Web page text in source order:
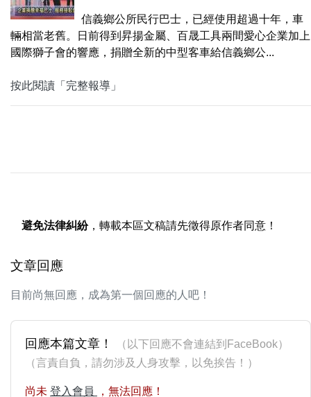
信義鄉公所民行巴士，已經使用超過十年，車
輛相當老舊。日前得到昇揚金屬、百晟工具兩間愛心企業加上
國際獅子會的響應，捐贈全新的中型客車給信義鄉公...
按此閱讀「完整報導」
避免法律糾紛，轉載本區文稿請先徵得原作者同意！
文章回應
目前尚無回應，成為第一個回應的人吧！
回應本篇文章！
（以下回應不會連結到FaceBook）
（言責自負，請勿涉及人身攻擊，以免挨告！）
尚未 登入會員 ，無法回應！